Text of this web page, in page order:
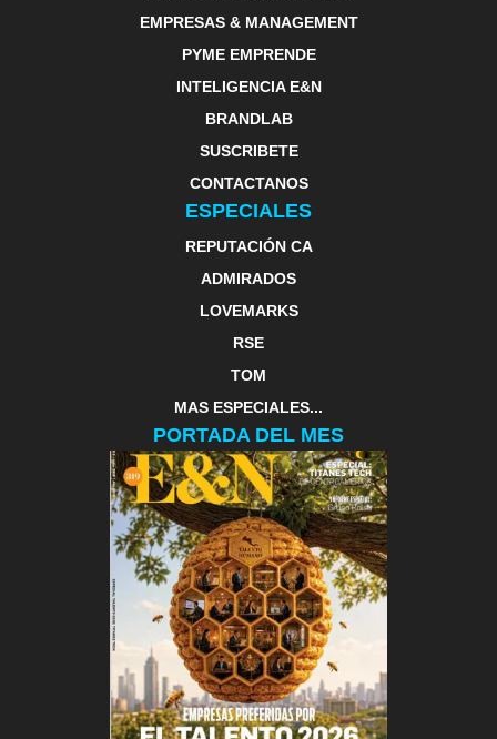
EMPRESAS & MANAGEMENT
PYME EMPRENDE
INTELIGENCIA E&N
BRANDLAB
SUSCRIBETE
CONTACTANOS
ESPECIALES
REPUTACIÓN CA
ADMIRADOS
LOVEMARKS
RSE
TOM
MAS ESPECIALES...
PORTADA DEL MES